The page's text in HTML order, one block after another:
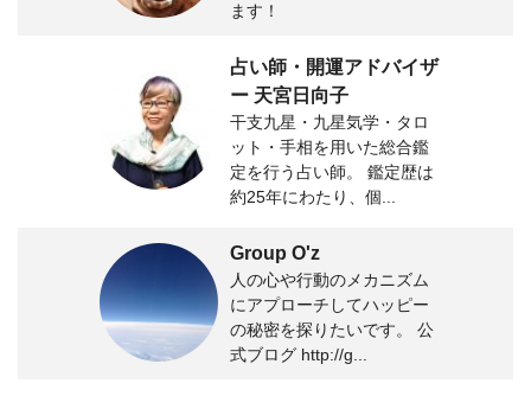
ます！
占い師・開運アドバイザ
ー 天宮日向子
干支九星・九星気学・タロ
ット・手相を用いた総合鑑
定を行う占い師。 鑑定歴は
約25年にわたり、個...
Group O'z
人の心や行動のメカニズム
にアプローチしてハッピー
の秘密を探りたいです。 公
式ブログ http://g...